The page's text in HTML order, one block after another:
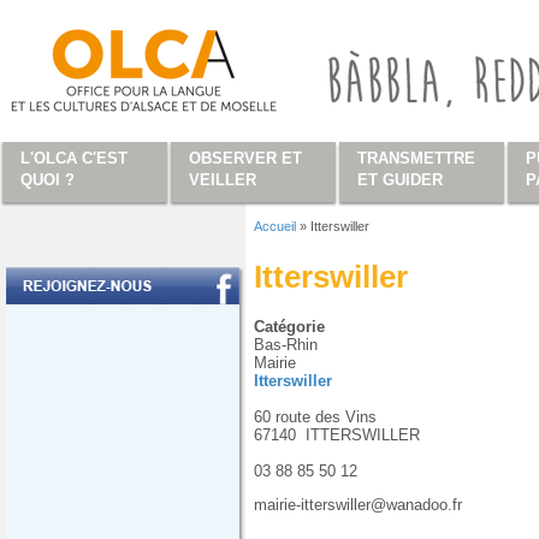
Accueil » Itterswiller
Itterswiller
Catégorie
Bas-Rhin
Mairie
Itterswiller
60 route des Vins
67140
ITTERSWILLER
03 88 85 50 12
mairie-itterswiller@wanadoo.fr
L'OLCA C'EST
QUOI ?
OBSERVER ET
VEILLER
TRANSMETTRE
ET GUIDER